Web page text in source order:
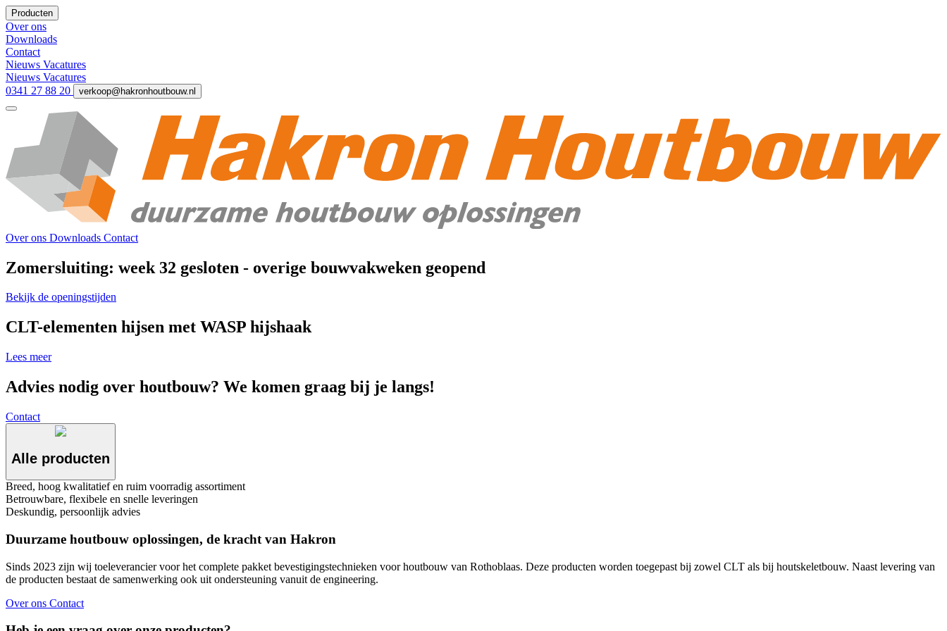
Producten
Over ons
Downloads
Contact
Nieuws Vacatures
Nieuws Vacatures
0341 27 88 20
verkoop@hakronhoutbouw.nl
Over ons Downloads Contact
Zomersluiting: week 32 gesloten - overige bouwvakweken geopend
Bekijk de openingstijden
CLT-elementen hijsen met WASP hijshaak
Lees meer
Advies nodig over houtbouw? We komen graag bij je langs!
Contact
Alle producten
Breed, hoog kwalitatief en ruim voorradig assortiment
Betrouwbare, flexibele en snelle leveringen
Deskundig, persoonlijk advies
Duurzame houtbouw oplossingen, de kracht van Hakron
Sinds 2023 zijn wij toeleverancier voor het complete pakket bevestigingstechnieken voor houtbouw van Rothoblaas. Deze producten worden toegepast bij zowel CLT als bij houtskeletbouw. Naast levering van
de producten bestaat de samenwerking ook uit ondersteuning vanuit de engineering.
Over ons Contact